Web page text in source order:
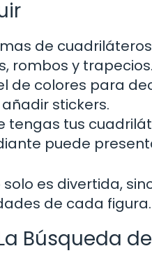
de
rombos y trapecios.
de colores para
stickers.
tengas tus
puede
solo es divertida,
de cada figura.
Búsqueda